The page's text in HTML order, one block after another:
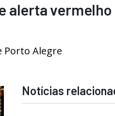
alerta vermelho
Porto Alegre
Notícias